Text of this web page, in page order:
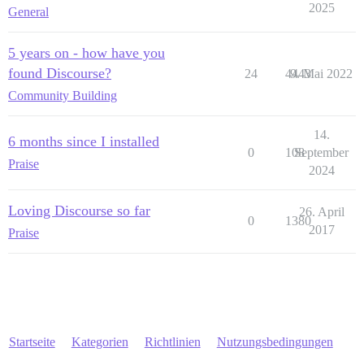
General
2025
5 years on - how have you
found Discourse?
Community Building
24 4443
9. Mai 2022
6 months since I installed
Praise
0 108
14.
September
2024
Loving Discourse so far
Praise
0 1380
26. April
2017
Startseite Kategorien Richtlinien Nutzungsbedingungen